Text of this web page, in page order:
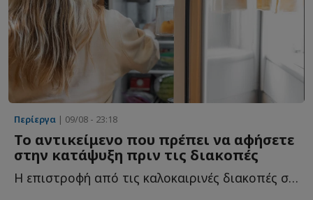
Περίεργα | 09/08 - 23:18
Το αντικείμενο που πρέπει να αφήσετε
στην κατάψυξη πριν τις διακοπές
Η επιστροφή από τις καλοκαιρινές διακοπές σε ένα καθαρό κ...